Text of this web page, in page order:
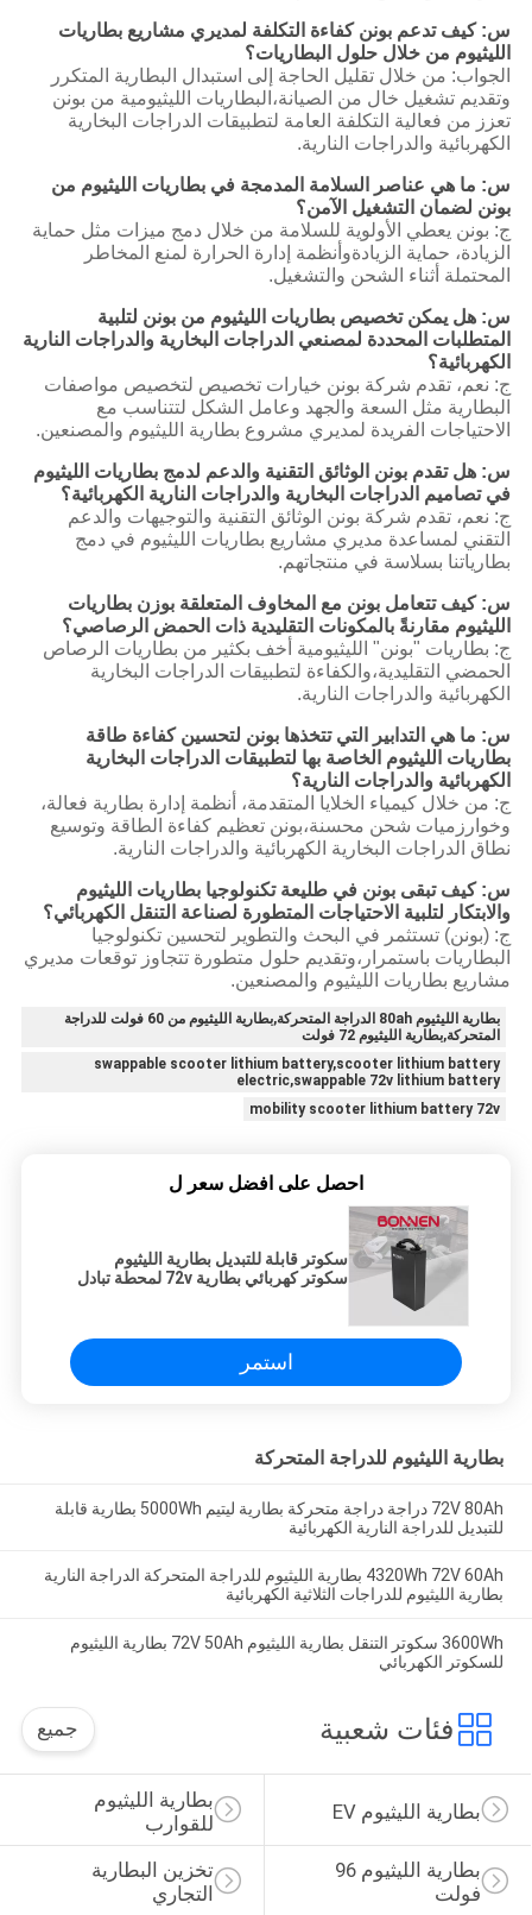
س: كيف تدعم بونن كفاءة التكلفة لمديري مشاريع بطاريات
الليثيوم من خلال حلول البطاريات؟
الجواب: من خلال تقليل الحاجة إلى استبدال البطارية المتكرر
وتقديم تشغيل خال من الصيانة،البطاريات الليثيومية من بونن
تعزز من فعالية التكلفة العامة لتطبيقات الدراجات البخارية
الكهربائية والدراجات النارية.
س: ما هي عناصر السلامة المدمجة في بطاريات الليثيوم من
بونن لضمان التشغيل الآمن؟
ج: بونن يعطي الأولوية للسلامة من خلال دمج ميزات مثل حماية
الزيادة، حماية الزيادةوأنظمة إدارة الحرارة لمنع المخاطر
المحتملة أثناء الشحن والتشغيل.
س: هل يمكن تخصيص بطاريات الليثيوم من بونن لتلبية
المتطلبات المحددة لمصنعي الدراجات البخارية والدراجات النارية
الكهربائية؟
ج: نعم، تقدم شركة بونن خيارات تخصيص لتخصيص مواصفات
البطارية مثل السعة والجهد وعامل الشكل لتتناسب مع
الاحتياجات الفريدة لمديري مشروع بطارية الليثيوم والمصنعين.
س: هل تقدم بونن الوثائق التقنية والدعم لدمج بطاريات الليثيوم
في تصاميم الدراجات البخارية والدراجات النارية الكهربائية؟
ج: نعم، تقدم شركة بونن الوثائق التقنية والتوجيهات والدعم
التقني لمساعدة مديري مشاريع بطاريات الليثيوم في دمج
بطارياتنا بسلاسة في منتجاتهم.
س: كيف تتعامل بونن مع المخاوف المتعلقة بوزن بطاريات
الليثيوم مقارنةً بالمكونات التقليدية ذات الحمض الرصاصي؟
ج: بطاريات "بونن" الليثيومية أخف بكثير من بطاريات الرصاص
الحمضي التقليدية،والكفاءة لتطبيقات الدراجات البخارية
الكهربائية والدراجات النارية.
س: ما هي التدابير التي تتخذها بونن لتحسين كفاءة طاقة
بطاريات الليثيوم الخاصة بها لتطبيقات الدراجات البخارية
الكهربائية والدراجات النارية؟
ج: من خلال كيمياء الخلايا المتقدمة، أنظمة إدارة بطارية فعالة،
وخوارزميات شحن محسنة،بونن تعظيم كفاءة الطاقة وتوسيع
نطاق الدراجات البخارية الكهربائية والدراجات النارية.
س: كيف تبقى بونن في طليعة تكنولوجيا بطاريات الليثيوم
والابتكار لتلبية الاحتياجات المتطورة لصناعة التنقل الكهربائي؟
ج: (بونن) تستثمر في البحث والتطوير لتحسين تكنولوجيا
البطاريات باستمرار،وتقديم حلول متطورة تتجاوز توقعات مديري
مشاريع بطاريات الليثيوم والمصنعين.
بطارية الليثيوم 80ah الدراجة المتحركة,بطارية الليثيوم من 60 فولت للدراجة
المتحركة,بطارية الليثيوم 72 فولت
swappable scooter lithium battery,scooter lithium battery
electric,swappable 72v lithium battery
mobility scooter lithium battery 72v
احصل على افضل سعر ل
سكوتر قابلة للتبديل بطارية الليثيوم
سكوتر كهربائي بطارية 72v لمحطة تبادل
استمر
بطارية الليثيوم للدراجة المتحركة
72V 80Ah دراجة دراجة متحركة بطارية ليتيم 5000Wh بطارية قابلة
للتبديل للدراجة النارية الكهربائية
4320Wh 72V 60Ah بطارية الليثيوم للدراجة المتحركة الدراجة النارية
بطارية الليثيوم للدراجات الثلاثية الكهربائية
3600Wh سكوتر التنقل بطارية الليثيوم 72V 50Ah بطارية الليثيوم
للسكوتر الكهربائي
فئات شعبية جميع
بطارية الليثيوم
للقوارب
بطارية الليثيوم EV
تخزين البطارية
التجاري
فولت